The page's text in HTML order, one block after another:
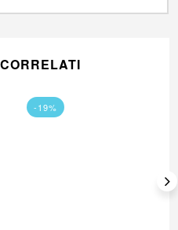
€18.00.
-19%